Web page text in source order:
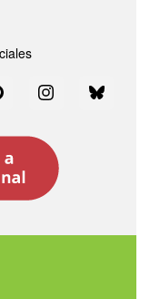
InstagramBluesky